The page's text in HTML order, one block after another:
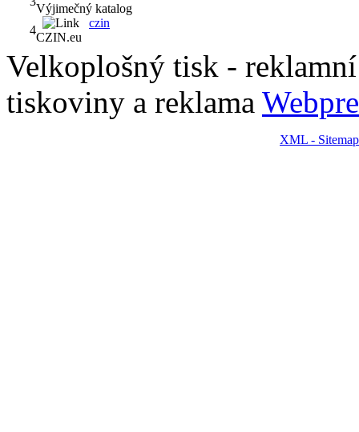
Výjimečný katalog
4
czin
CZIN.eu
Velkoplošný tisk -
tiskoviny a reklama
XML - Sitemap